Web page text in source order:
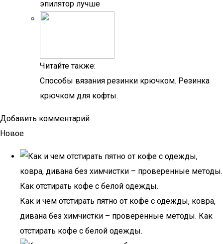
эпилятор лучше
Читайте также:
Способы вязания резинки крючком. Резинка
крючком для кофты.
Добавить комментарий
Новое
Как и чем отстирать пятно от кофе с одежды, ковра,
дивана без химчистки – проверенные методы. Как
отстирать кофе с белой одежды.